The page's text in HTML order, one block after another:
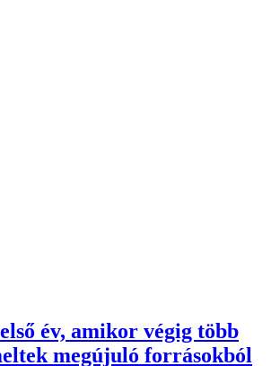
év, amikor végig több
megújuló forrásokból